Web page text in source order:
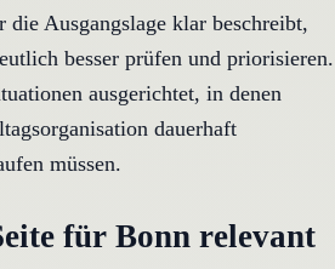
Ausgangslage klar beschreibt,
besser prüfen und priorisieren.
ausgerichtet, in denen
dauerhaft
müssen.
für Bonn relevant